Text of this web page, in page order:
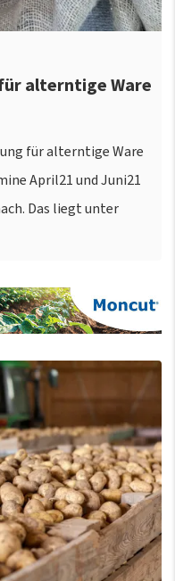
alterntige Ware
für alterntige Ware
April21 und Juni21
Das liegt unter